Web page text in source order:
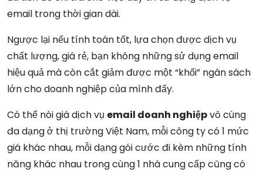
email trong thời gian dài.
Ngược lại nếu tính toán tốt, lựa chọn được dịch vụ
chất lượng, giá rẻ, bạn không những sử dụng email
hiệu quả mà còn cắt giảm được một “khối” ngân sách
lớn cho doanh nghiệp của mình đấy.
Có thể nói giá dịch vụ email doanh nghiệpvô cùng
đa dạng ở thị trường Việt Nam, mỗi công ty có 1 mức
giá khác nhau, mỗi dạng gói cước đi kèm những tính
năng khác nhau trong cùng 1 nhà cung cấp cũng có